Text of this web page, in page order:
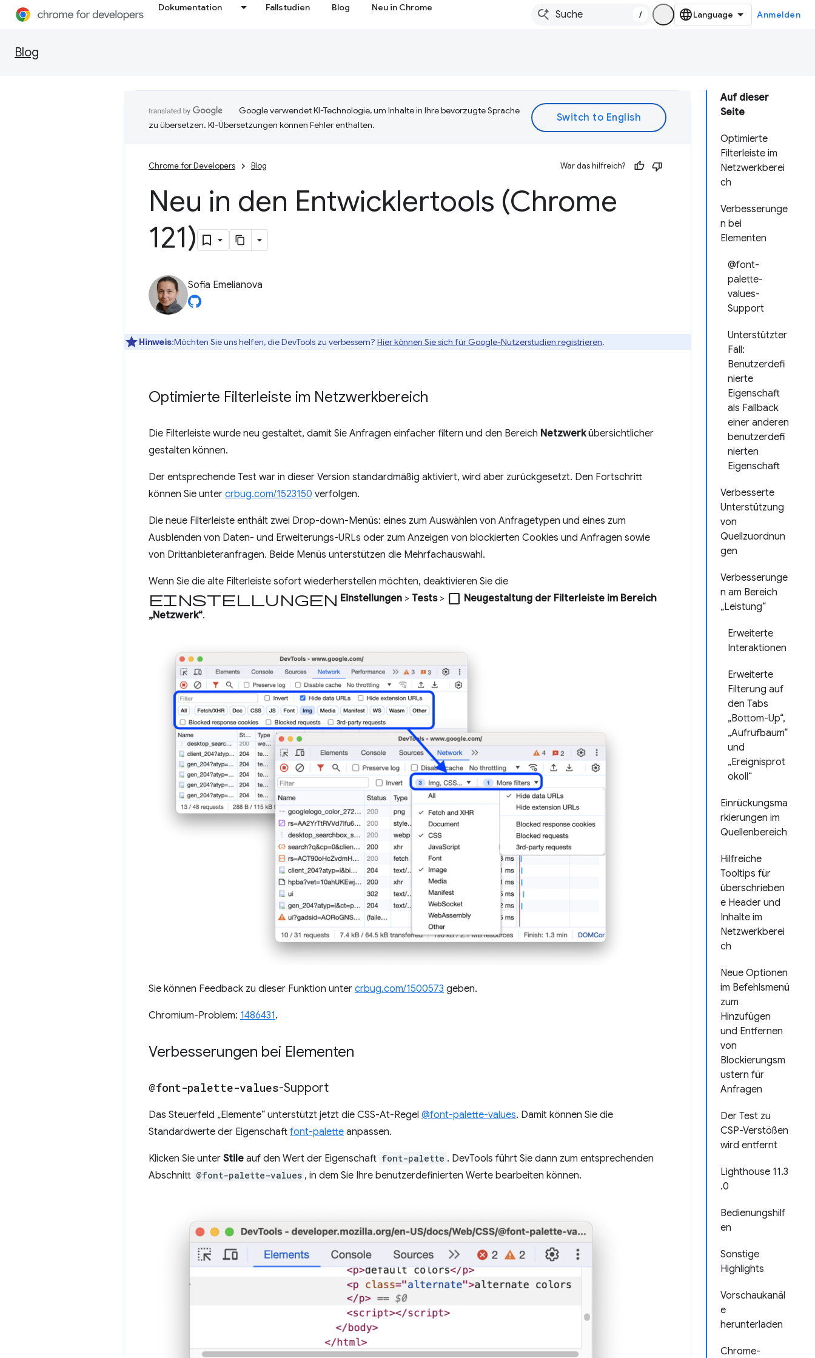
Dokumentation Fallstudien Blog Neu in Chrome
/ Anmelden
Blog
Auf dieser
Seite
Optimierte
Filterleiste im
Netzwerkberei
ch
Verbesserunge
n bei
Elementen
@font-
palette-
values-
Support
Unterstützter
Fall:
Benutzerdefi
nierte
Eigenschaft
als Fallback
einer anderen
benutzerdefi
nierten
Eigenschaft
Verbesserte
Unterstützung
von
Quellzuordnun
gen
Verbesserunge
n am Bereich
„Leistung“
Erweiterte
Interaktionen
Erweiterte
Filterung auf
den Tabs
„Bottom-Up“,
„Aufrufbaum“
und
„Ereignisprot
okoll“
Einrückungsma
rkierungen im
Quellenbereich
Hilfreiche
Tooltips für
überschrieben
e Header und
Inhalte im
Netzwerkberei
ch
Neue Optionen
im Befehlsmenü
zum
Hinzufügen
und Entfernen
von
Blockierungsm
ustern für
Anfragen
Der Test zu
CSP-Verstößen
wird entfernt
Lighthouse 11.3
.0
Bedienungshilf
en
Sonstige
Highlights
Vorschaukanäl
e
herunterladen
Chrome-
Google verwendet KI-Technologie, um Inhalte in Ihre bevorzugte Sprache
zu übersetzen. KI-Übersetzungen können Fehler enthalten.
Chrome for Developers Blog War das hilfreich?
Neu in den Entwicklertools (Chrome
121)
Sofia Emelianova
Hinweis:Möchten Sie uns helfen, die DevTools zu verbessern? Hier können Sie sich für Google-Nutzerstudien registrieren.
Optimierte Filterleiste im Netzwerkbereich
Die Filterleiste wurde neu gestaltet, damit Sie Anfragen einfacher filtern und den Bereich Netzwerkübersichtlicher
gestalten können.
Der entsprechende Test war in dieser Version standardmäßig aktiviert, wird aber zurückgesetzt. Den Fortschritt
können Sie unter crbug.com/1523150 verfolgen.
Die neue Filterleiste enthält zwei Drop-down-Menüs: eines zum Auswählen von Anfragetypen und eines zum
Ausblenden von Daten- und Erweiterungs-URLs oder zum Anzeigen von blockierten Cookies und Anfragen sowie
von Drittanbieteranfragen. Beide Menüs unterstützen die Mehrfachauswahl.
Wenn Sie die alte Filterleiste sofort wiederherstellen möchten, deaktivieren Sie die
Einstellungen Einstellungen > Tests> check_box_outline_blank Neugestaltung der Filterleiste im Bereich
„Netzwerk“.
Sie können Feedback zu dieser Funktion unter crbug.com/1500573 geben.
Chromium-Problem: 1486431.
Verbesserungen bei Elementen
@font-palette-values-Support
Das Steuerfeld „Elemente“ unterstützt jetzt die CSS-At-Regel @font-palette-values. Damit können Sie die
Standardwerte der Eigenschaft font-palette anpassen.
Klicken Sie unter Stile auf den Wert der Eigenschaft font-palette . DevTools führt Sie dann zum entsprechenden
Abschnitt @font-palette-values , in dem Sie Ihre benutzerdefinierten Werte bearbeiten können.